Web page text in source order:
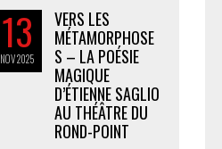
13
NOV2025
VERS LES
MÉTAMORPHOSE
S – LA POÉSIE
MAGIQUE
D’ÉTIENNE SAGLIO
AU THÉÂTRE DU
ROND-POINT